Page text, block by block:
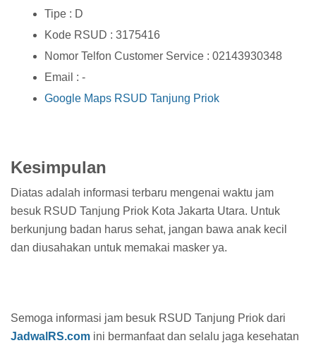
Tipe : D
Kode RSUD : 3175416
Nomor Telfon Customer Service : 02143930348
Email : -
Google Maps RSUD Tanjung Priok
Kesimpulan
Diatas adalah informasi terbaru mengenai waktu jam
besuk RSUD Tanjung Priok Kota Jakarta Utara. Untuk
berkunjung badan harus sehat, jangan bawa anak kecil
dan diusahakan untuk memakai masker ya.
Semoga informasi jam besuk RSUD Tanjung Priok dari
JadwalRS.com ini bermanfaat dan selalu jaga kesehatan